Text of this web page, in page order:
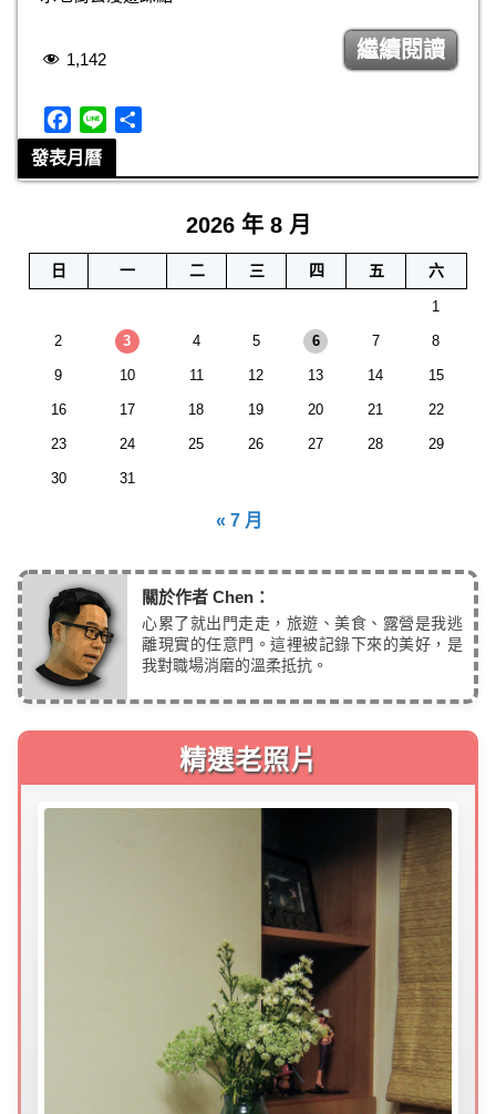
繼續閱讀
1,142
a
c
o
發表月曆
2026 年 8 月
日 一 二 三 四 五 六
1
2 3 4 5 6 7 8
9 10 11 12 13 14 15
16 17 18 19 20 21 22
23 24 25 26 27 28 29
30 31
« 7 月
關於作者 Chen：
心累了就出門走走，旅遊、美食、露營是我逃
離現實的任意門。這裡被記錄下來的美好，是
我對職場消磨的溫柔抵抗。
精選老照片